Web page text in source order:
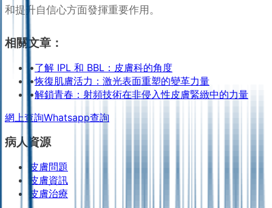
和提升自信心方面發揮重要作用。
相關文章：
•了解 IPL 和 BBL：皮膚科的角度
•恢復肌膚活力：激光表面重塑的變革力量
•解鎖青春：射頻技術在非侵入性皮膚緊緻中的力量
網上查詢Whatsapp查詢
病人資源
皮膚問題
皮膚資訊
皮膚治療